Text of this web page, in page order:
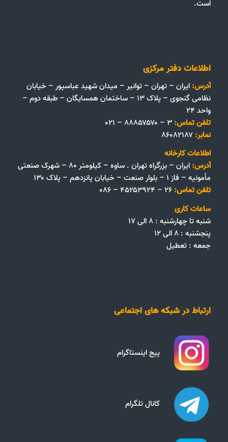
است.
اطلاعات دفتر مرکزی
آدرس: ایران – تهران – توانیر – میدان شهید عباسپور – خیابان
نظامی گنجوی – پلاک ۱۳ – ساختمان همسایگان – طبقه دوم –
واحد ۲۴
تلفن تماس:
نمابر:
اطلاعات کارخانه
آدرس:
ایران – بزرگراه تهران . ساوه – کیلومتر ۸۰ – شهرک صنعتی
مأمونیه – فاز ۱ – بلوار صنعت – خیابان پانزدهم – پلاک ۱۳۰
تلفن تماس:
ساعات کاری
شنبه تا چهارشنبه : ۸ الی ۱۷
پنجشنبه : ۸ الی ۱۲
جمعه‌ :‌ تعطیل
ارتباط در شبکه های اجتماعی
پیج اینستاگرام
کانال تلگرام